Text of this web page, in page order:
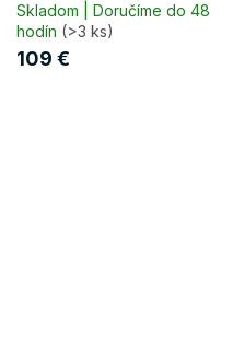
Skladom | Doručíme do 48
hodín (>3 ks)
109 €